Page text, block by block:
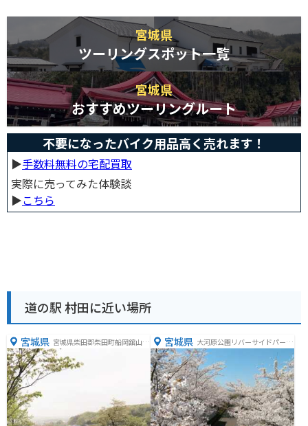
宮城県
ツーリングスポット一覧
宮城県
おすすめツーリングルート
不要になったバイク用品高く売れます！
▶︎手数料無料の宅配買取
実際に売ってみた体験談
▶︎こちら
道の駅 村田に近い場所
宮城県 宮城県柴田郡柴田町船岡舘山９
５−１
宮城県 大河原公園リバーサイドパーク
トイレ